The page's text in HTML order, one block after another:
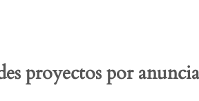
proyectos por